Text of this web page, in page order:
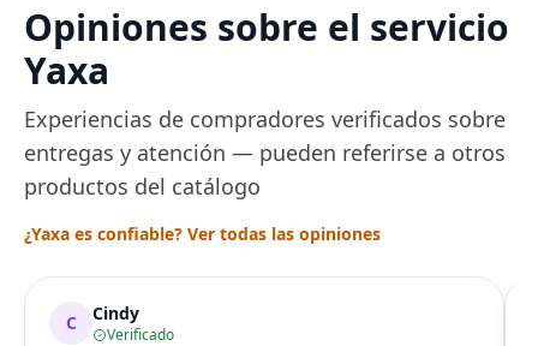
Opiniones sobre el servicio
Yaxa
Experiencias de compradores verificados sobre
entregas y atención — pueden referirse a otros
productos del catálogo
¿Yaxa es confiable? Ver todas las opiniones
C Cindy
Verificado